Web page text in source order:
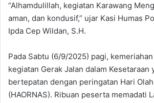
‎“Alhamdulillah, kegiatan Karawang
aman, dan kondusif,” ujar Kasi Humas
Ipda Cep Wildan, S.H.
‎Pada Sabtu (6/9/2025) pagi,
kegiatan Gerak Jalan dalam Kesetaraan
bertepatan dengan peringatan Hari
(HAORNAS). Ribuan peserta memadati